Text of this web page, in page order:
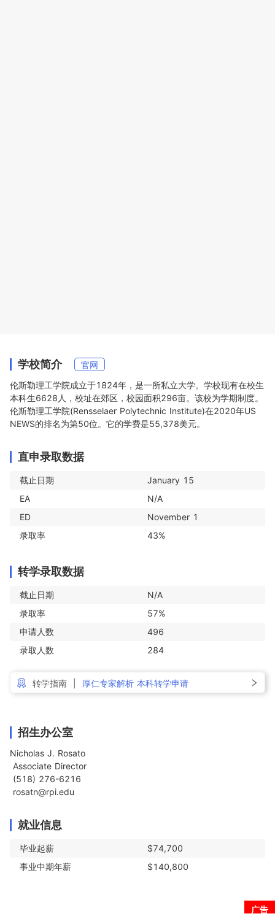
学校简介
官网
伦斯勒理工学院成立于1824年，是一所私立大学。学校现有在校生
本科生6628人，校址在郊区，校园面积296亩。该校为学期制度。
伦斯勒理工学院(Rensselaer Polytechnic Institute)在2020年US
NEWS的排名为第50位。它的学费是55,378美元。
直申录取数据
截止日期
January 15
EA
N/A
ED
November 1
录取率
43%
转学录取数据
截止日期
N/A
录取率
57%
申请人数
496
录取人数
284
转学指南 厚仁专家解析 本科转学申请
招生办公室
Nicholas J. Rosato
rosatn@rpi.edu
就业信息
毕业起薪
$74,700
事业中期年薪
$140,800
广告